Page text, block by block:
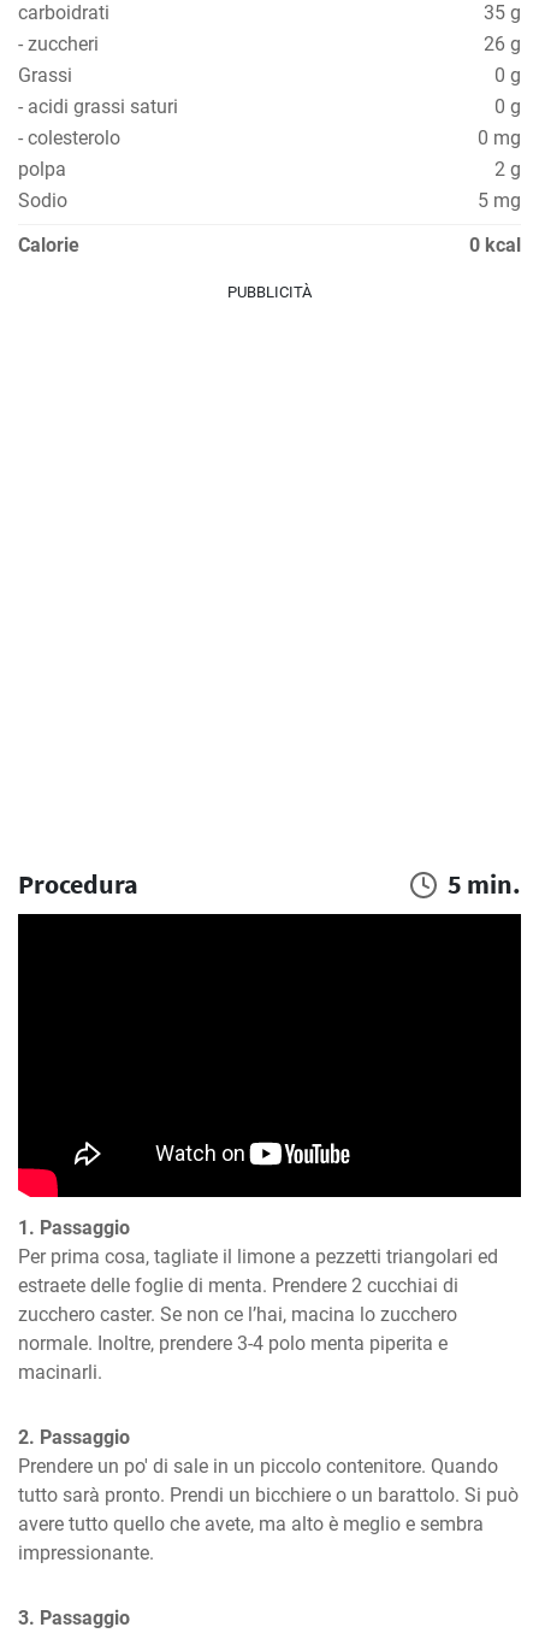
carboidrati
35 g
- zuccheri
26 g
Grassi
0 g
- acidi grassi saturi
0 g
- colesterolo
0 mg
polpa
2 g
Sodio
5 mg
Calorie
0 kcal
PUBBLICITÀ
Procedura 5 min.
1. Passaggio
Per prima cosa, tagliate il limone a pezzetti triangolari ed
estraete delle foglie di menta. Prendere 2 cucchiai di
zucchero caster. Se non ce l’hai, macina lo zucchero
normale. Inoltre, prendere 3-4 polo menta piperita e
macinarli.
2. Passaggio
Prendere un po' di sale in un piccolo contenitore. Quando
tutto sarà pronto. Prendi un bicchiere o un barattolo. Si può
avere tutto quello che avete, ma alto è meglio e sembra
impressionante.
3. Passaggio